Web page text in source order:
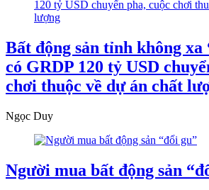
Bất động sản tỉnh không xa
có GRDP 120 tỷ USD
chơi thuộc về dự án chất
Ngọc Duy
Người mua bất động sản